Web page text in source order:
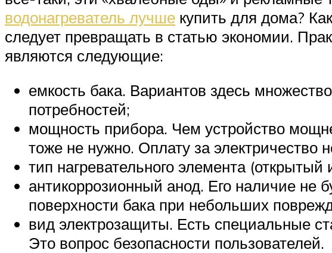
водонагреватель лучше купить для дома?
следует превращать в статью экономии.
являются следующие:
емкость бака. Вариантов здесь
потребностей;
мощность прибора. Чем устройство
тоже не нужно. Оплату за электричество
тип нагревательного элемента
антикоррозионный анод. Его наличие не
поверхности бака при небольших
вид электрозащиты. Есть специальные
Это вопрос безопасности пользователей.